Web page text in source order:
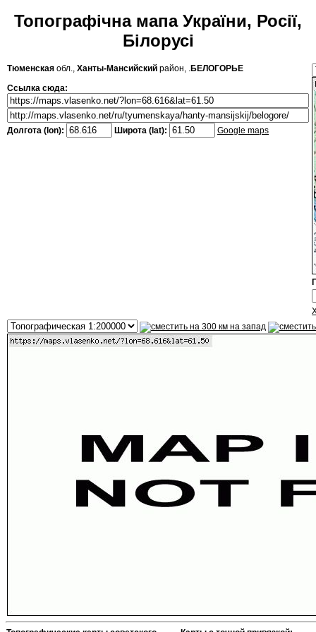
Топографічна мапа України, Росії,
Білорусі
Тюменская обл., Ханты-Мансийский район, .БЕЛОГОРЬЕ
Ссылка сюда:
Долгота (lon): Широта (lat): Google maps